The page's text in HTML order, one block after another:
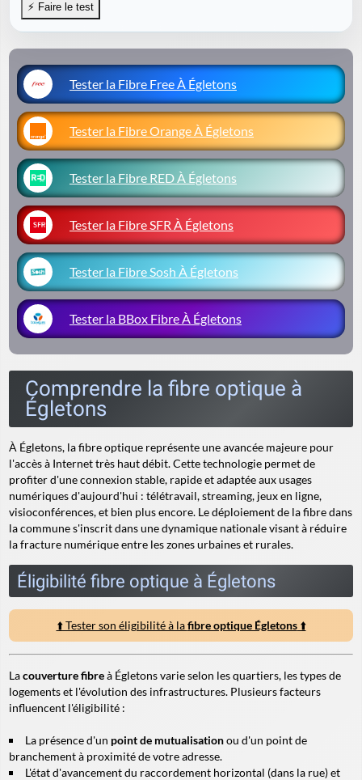
Tester la Fibre Free À Égletons
Tester la Fibre Orange À Égletons
Tester la Fibre RED À Égletons
Tester la Fibre SFR À Égletons
Tester la Fibre Sosh À Égletons
Tester la BBox Fibre À Égletons
Comprendre la fibre optique à
Égletons
À Égletons, la fibre optique représente une avancée majeure pour
l'accès à Internet très haut débit. Cette technologie permet de
profiter d'une connexion stable, rapide et adaptée aux usages
numériques d'aujourd'hui : télétravail, streaming, jeux en ligne,
visioconférences, et bien plus encore. Le déploiement de la fibre dans
la commune s'inscrit dans une dynamique nationale visant à réduire
la fracture numérique entre les zones urbaines et rurales.
Éligibilité fibre optique à Égletons
⬆️ Tester son éligibilité à lafibre optique Égletons⬆️
Lacouverture fibreà Égletons varie selon les quartiers, les types de
logements et l'évolution des infrastructures. Plusieurs facteurs
influencent l'éligibilité :
La présence d'un point de mutualisationou d'un point de
branchement à proximité de votre adresse.
L'état d'avancement du raccordement horizontal (dans la rue) et